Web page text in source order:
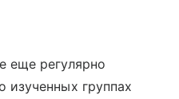
еще регулярно
группах